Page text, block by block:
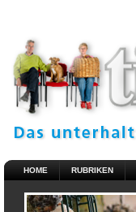
HOME RUBRIKEN